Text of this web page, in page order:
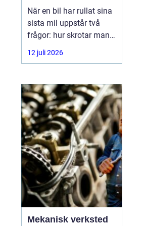
smart reservdelsjakt
När en bil har rullat sina
sista mil uppstår två
frågor: hur skrotar man
den på ett korrekt sätt,
och hur tar man tillvara
fortfarande fungerar? I
storstadsområdet kring
Stockholm har behovet
av
12 juli 2026
Mekanisk verksted